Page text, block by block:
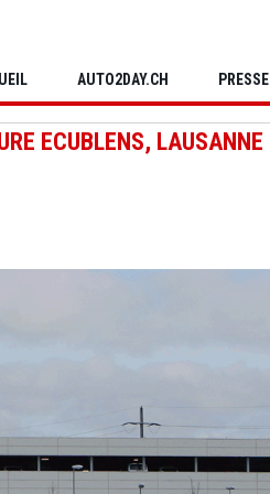
AUTO2DAY.CH PRESSE
ECUBLENS, LAUSANNE